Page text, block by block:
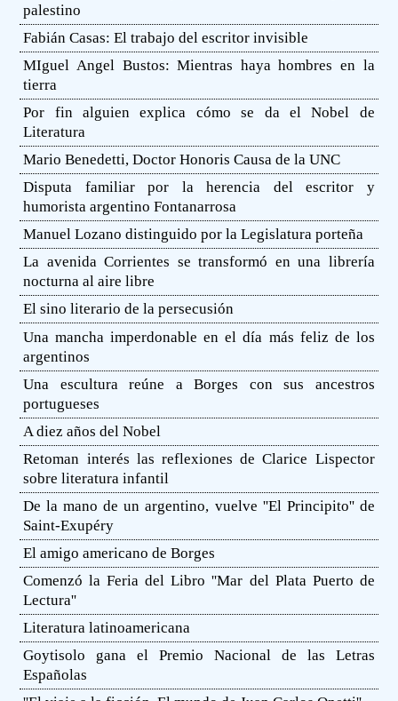
palestino
Fabián Casas: El trabajo del escritor invisible
MIguel Angel Bustos: Mientras haya hombres en la
tierra
Por fin alguien explica cómo se da el Nobel de
Literatura
Mario Benedetti, Doctor Honoris Causa de la UNC
Disputa familiar por la herencia del escritor y
humorista argentino Fontanarrosa
Manuel Lozano distinguido por la Legislatura porteña
La avenida Corrientes se transformó en una librería
nocturna al aire libre
El sino literario de la persecusión
Una mancha imperdonable en el día más feliz de los
argentinos
Una escultura reúne a Borges con sus ancestros
portugueses
A diez años del Nobel
Retoman interés las reflexiones de Clarice Lispector
sobre literatura infantil
De la mano de un argentino, vuelve ''El Principito'' de
Saint-Exupéry
El amigo americano de Borges
Comenzó la Feria del Libro ''Mar del Plata Puerto de
Lectura''
Literatura latinoamericana
Goytisolo gana el Premio Nacional de las Letras
Españolas